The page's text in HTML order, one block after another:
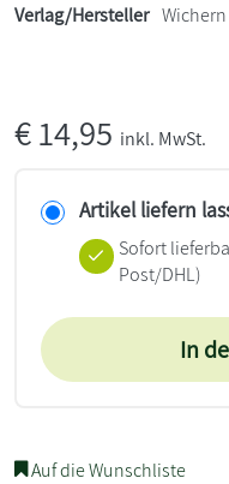
Verlag/Hersteller
€14,95 inkl. MwSt.
Artikel liefern
Sofort
Post/DHL)
In
Auf die Wunschliste